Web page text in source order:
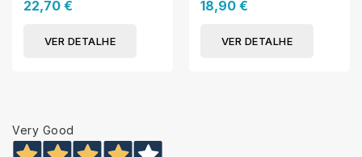
22,70 €
VER DETALHE
18,90 €
VER DETALHE
Very Good